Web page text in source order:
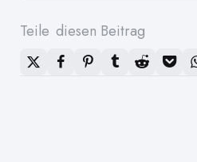
Teile diesen Beitrag